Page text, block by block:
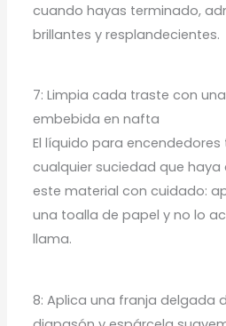
cuando hayas terminado,
brillantes y resplandecientes.
7: Limpia cada traste con
embebida en nafta
El líquido para
cualquier suciedad que haya
este material con cuidado:
una toalla de papel y no lo
llama.
8: Aplica una franja delgada